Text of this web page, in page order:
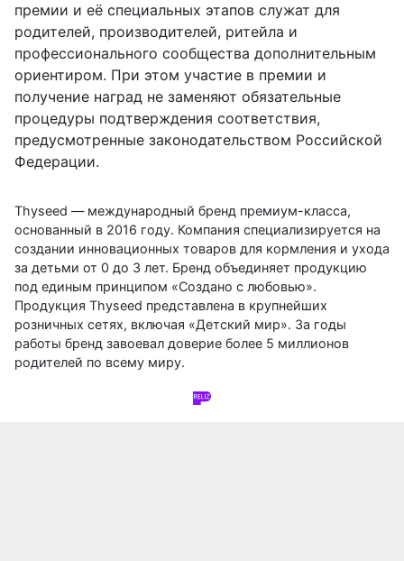
премии и её специальных этапов служат для
родителей, производителей, ритейла и
профессионального сообщества дополнительным
ориентиром. При этом участие в премии и
получение наград не заменяют обязательные
процедуры подтверждения соответствия,
предусмотренные законодательством Российской
Федерации.
Thyseed — международный бренд премиум-класса,
основанный в 2016 году. Компания специализируется на
создании инновационных товаров для кормления и ухода
за детьми от 0 до 3 лет. Бренд объединяет продукцию
под единым принципом «Создано с любовью».
Продукция Thyseed представлена в крупнейших
розничных сетях, включая «Детский мир». За годы
работы бренд завоевал доверие более 5 миллионов
родителей по всему миру.